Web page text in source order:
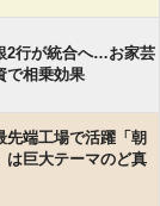
2行が統合へ…お家芸
で相乗効果
先端工場で活躍「朝
は巨大テーマのど真